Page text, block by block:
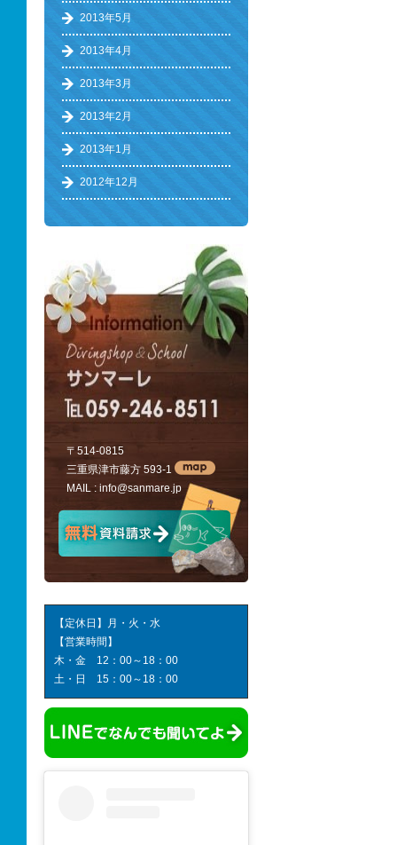
2013年5月
2013年4月
2013年3月
2013年2月
2013年1月
2012年12月
〒514-0815
三重県津市藤方 593-1
MAIL : info@sanmare.jp
【定休日】月・火・水
【営業時間】
木・金 12：00～18：00
土・日 15：00～18：00